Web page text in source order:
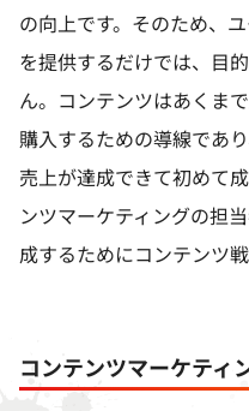
の向上です。そのため、
を提供するだけでは、目
ん。コンテンツはあくま
購入するための導線であ
売上が達成できて初めて
ンツマーケティングの担
成するためにコンテンツ
コンテンツマーケティ